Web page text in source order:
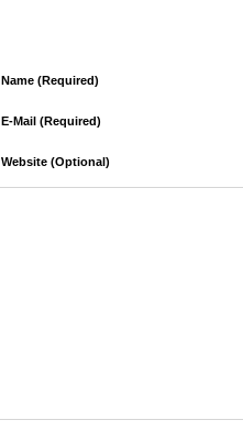
Name (required)
E-Mail (required)
Website (Optional)